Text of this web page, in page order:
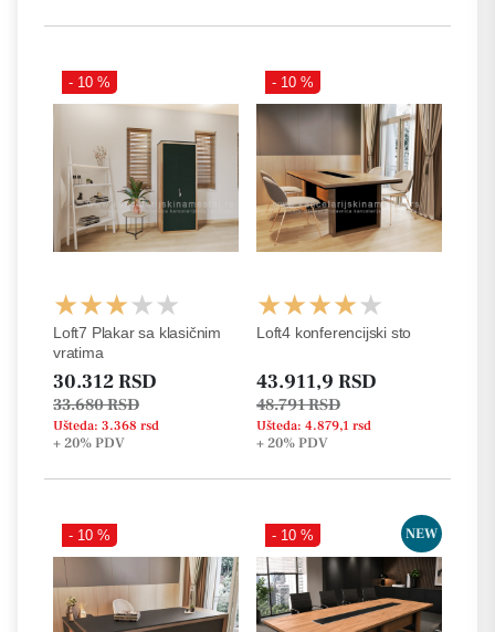
Loft7 Plakar sa klasičnim
vratima
- 10 %
30.312 RSD
33.680 RSD
Ušteda: 3.368 rsd
+ 20%PDV
Loft4 konferencijski sto
- 10 %
43.911,9 RSD
48.791 RSD
Ušteda: 4.879,1 rsd
+ 20%PDV
- 10 % NEW
- 10 %